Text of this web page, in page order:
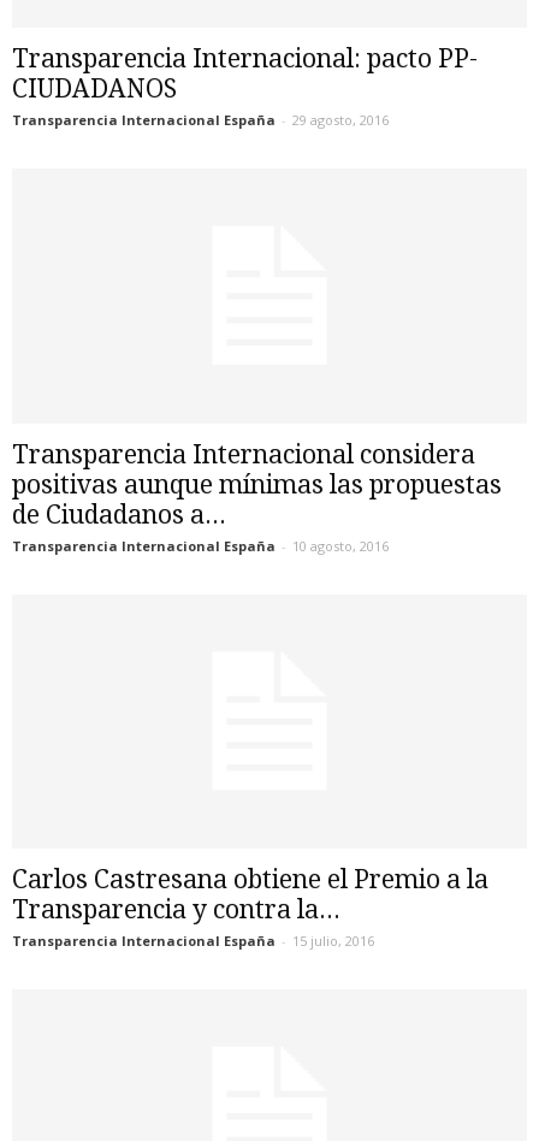
Transparencia Internacional: pacto PP-
CIUDADANOS
Transparencia Internacional España - 29 agosto, 2016
Transparencia Internacional considera
positivas aunque mínimas las propuestas
de Ciudadanos a...
Transparencia Internacional España - 10 agosto, 2016
Carlos Castresana obtiene el Premio a la
Transparencia y contra la...
Transparencia Internacional España - 15 julio, 2016